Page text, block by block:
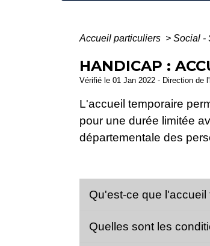
Accueil particuliers > Social -
HANDICAP :
Vérifié le 01 Jan 2022 - Direction de
L'accueil temporaire
pour une durée limitée
départementale des
Qu'est-ce que
Quelles sont les